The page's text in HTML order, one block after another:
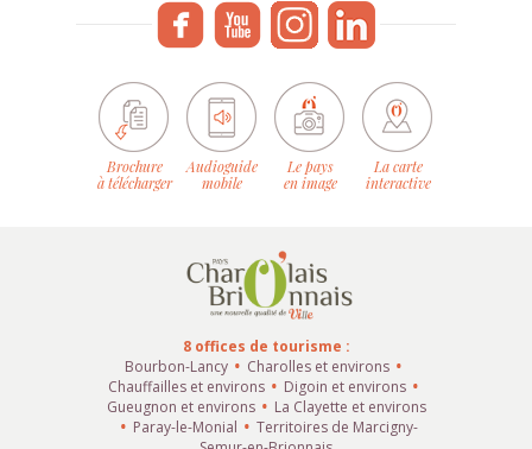
Brochure
à télécharger
Audioguide
mobile
Le pays
en image
La carte
interactive
8 offices de tourisme :
Bourbon-Lancy
Charolles et environs
Chauffailles et environs
Digoin et environs
Gueugnon et environs
La Clayette et environs
Paray-le-Monial
Territoires de Marcigny-